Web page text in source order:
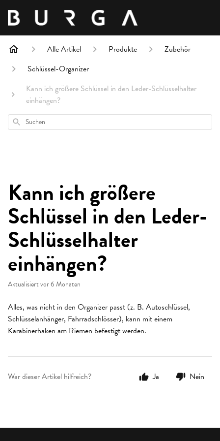
Alle Artikel Produkte
Zubehör
Schlüssel-Organizer
Kann ich größere Schlüssel in den Leder-Schlüsselhalter
einhängen?
Suchen
Kann ich größere
Schlüssel in den Leder-
Schlüsselhalter
einhängen?
Aktualisiertvor 6 Monaten
Alles, was nicht in den Organizer passt (z. B. Autoschlüssel,
Schlüsselanhänger, Fahrradschlösser), kann mit einem
Karabinerhaken am Riemen befestigt werden.
War dieser Artikel hilfreich? Ja Nein